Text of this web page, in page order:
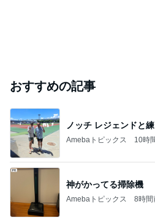
おすすめの記事
ノッチ レジェンドと
Amebaトピックス 10時
神がかってる掃除機
Amebaトピックス 8時間